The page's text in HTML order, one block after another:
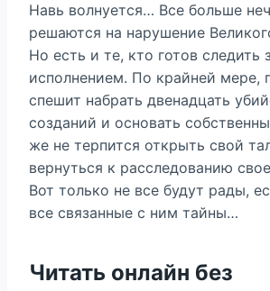
Навь волнуется… Все больше
решаются на нарушение
Но есть и те, кто готов следить
исполнением. По крайней мере,
спешит набрать двенадцать
созданий и основать
же не терпится открыть свой
вернуться к расследованию
Вот только не все будут рады,
все связанные с ним тайны…
Читать онлайн без